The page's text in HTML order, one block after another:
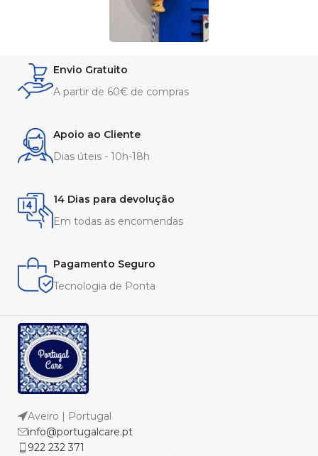
Envio Gratuito
A partir de 60€ de compras
Apoio ao Cliente
Dias úteis - 10h-18h
14 Dias para devolução
Em todas as encomendas
Pagamento Seguro
Tecnologia de Ponta
Aveiro | Portugal
info@portugalcare.pt
922 232 371